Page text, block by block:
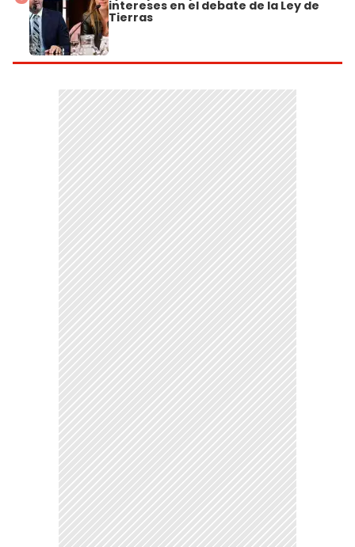
intereses en el debate de la Ley de
Tierras